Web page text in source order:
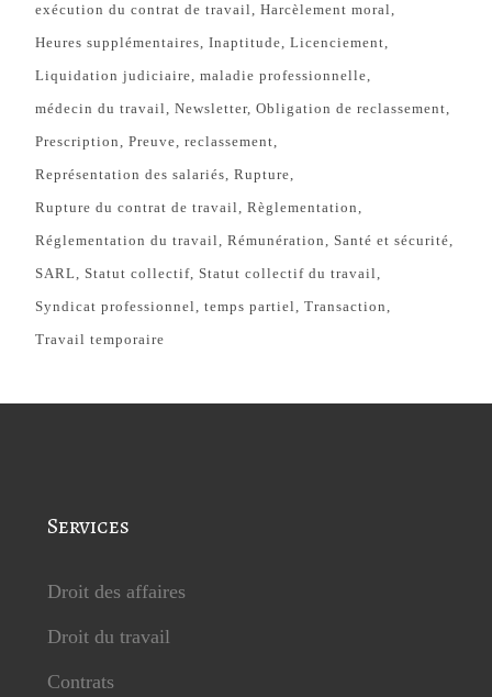
exécution du contrat de travail Harcèlement moral
Heures supplémentaires Inaptitude Licenciement
Liquidation judiciaire maladie professionnelle
médecin du travail Newsletter Obligation de reclassement
Prescription Preuve reclassement
Représentation des salariés Rupture
Rupture du contrat de travail Règlementation
Réglementation du travail Rémunération Santé et sécurité
SARL Statut collectif Statut collectif du travail
Syndicat professionnel temps partiel Transaction
Travail temporaire
Services
Droit des affaires
Droit du travail
Contrats